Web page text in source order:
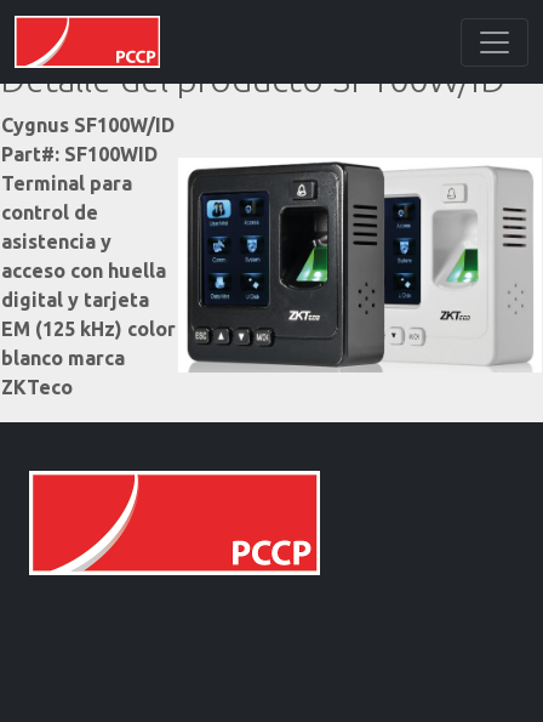
Detalle del producto SF100W/ID
Cygnus SF100W/ID
Part#: SF100WID
Terminal para
control de
asistencia y
acceso con huella
digital y tarjeta
EM (125 kHz) color
blanco marca
ZKTeco